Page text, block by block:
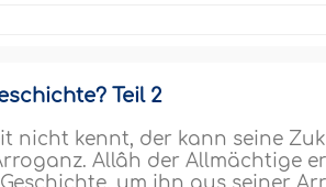
Teil 2
nicht kennt, der kann seine
Allâh der Allmächtige